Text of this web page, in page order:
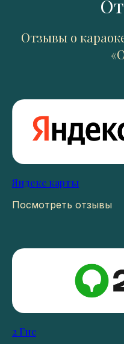
Отзывы о
Яндекс карты
Посмотреть отзывы
2 Гис